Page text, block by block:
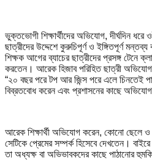
ভুক্তভোগী শিক্ষার্থীদের অভিযোগ, দীর্ঘদিন
ছাত্রীদের উদ্দেশে কুরুচিপূর্ণ ও ইঙ্গিতপূর্ণ
শিক্ষক আগের ব্যাচের ছাত্রীদের প্রসঙ্গ
করতেন। আরেক হিজাব পরিহিত ছাত্রী
“২০ বছর পরে টপ আর জিন্স পরে এলে চিনতেই
বিব্রতবোধ করেন এবং প্রশাসনের কাছে
আরেক শিক্ষার্থী অভিযোগ করেন, কোনো ছেলে ও
সেটিকে প্রেমের সম্পর্ক হিসেবে দেখতেন।
তা অধ্যক্ষ বা অভিভাবকদের কাছে পাঠানোর